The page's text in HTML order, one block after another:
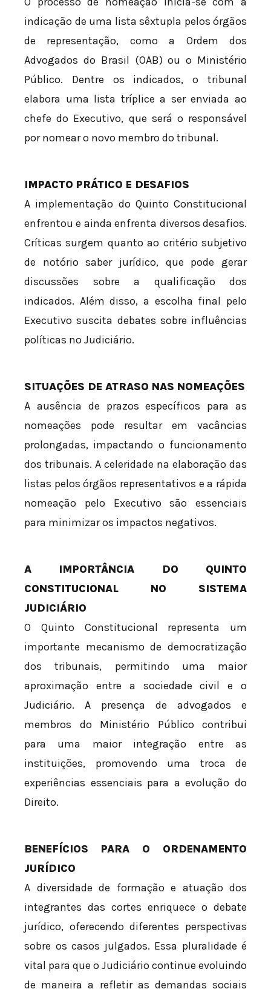
indicação de uma lista sêxtupla pelos órgãos
de representação, como a Ordem dos
Advogados do Brasil (OAB) ou o Ministério
Público. Dentre os indicados, o tribunal
elabora uma lista tríplice a ser enviada ao
chefe do Executivo, que será o responsável
por nomear o novo membro do tribunal.
IMPACTO PRÁTICO E DESAFIOS
A implementação do Quinto Constitucional
enfrentou e ainda enfrenta diversos desafios.
Críticas surgem quanto ao critério subjetivo
de notório saber jurídico, que pode gerar
discussões sobre a qualificação dos
indicados. Além disso, a escolha final pelo
Executivo suscita debates sobre influências
políticas no Judiciário.
SITUAÇÕES DE ATRASO NAS NOMEAÇÕES
A ausência de prazos específicos para as
nomeações pode resultar em vacâncias
prolongadas, impactando o funcionamento
dos tribunais. A celeridade na elaboração das
listas pelos órgãos representativos e a rápida
nomeação pelo Executivo são essenciais
para minimizar os impactos negativos.
A IMPORTÂNCIA DO QUINTO
CONSTITUCIONAL NO SISTEMA
JUDICIÁRIO
O Quinto Constitucional representa um
importante mecanismo de democratização
dos tribunais, permitindo uma maior
aproximação entre a sociedade civil e o
Judiciário. A presença de advogados e
membros do Ministério Público contribui
para uma maior integração entre as
instituições, promovendo uma troca de
experiências essenciais para a evolução do
Direito.
BENEFÍCIOS PARA O ORDENAMENTO
JURÍDICO
A diversidade de formação e atuação dos
integrantes das cortes enriquece o debate
jurídico, oferecendo diferentes perspectivas
sobre os casos julgados. Essa pluralidade é
vital para que o Judiciário continue evoluindo
de maneira a refletir as demandas sociais